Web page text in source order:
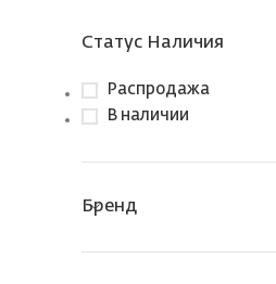
Статус Наличия
Распродажа
В наличии
Бренд